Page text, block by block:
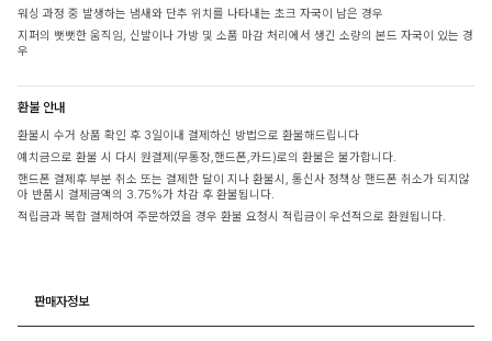
워싱 과정 중 발생하는 냄새와 단추 위치를 나타내는 초크 자국이 남은 경우
지퍼의 뻣뻣한 움직임, 신발이나 가방 및 소품 마감 처리에서 생긴 소량의 본드 자국이 있는 경
우
환불 안내
환불시 수거 상품 확인 후 3일이내 결제하신 방법으로 환불해드립니다
예치금으로 환불 시 다시 원결제(무통장,핸드폰,카드)로의 환불은 불가합니다.
핸드폰 결제후 부분 취소 또는 결제한 달이 지나 환불시, 통신사 정책상 핸드폰 취소가 되지않
아 반품시 결제금액의 3.75%가 차감 후 환불됩니다.
적립금과 복합 결제하여 주문하였을 경우 환불 요청시 적립금이 우선적으로 환원됩니다.
판매자정보